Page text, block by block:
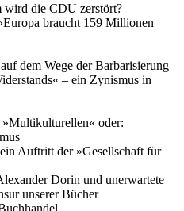
wird die CDU zerstört?
braucht 159 Millionen
dem Wege der Barbarisierung
– ein Zynismus in
»Multikulturellen« oder:
Auftritt der »Gesellschaft für
Dorin und unerwartete
unserer Bücher